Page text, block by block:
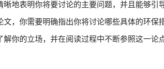
地表明你将要讨论的主要问题，并且能够引
，你需要明确指出你将讨论哪些具体的环保
你的立场，并在阅读过程中不断参照这一论点